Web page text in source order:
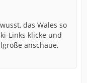
das Wales so
Links klicke und
anschaue,